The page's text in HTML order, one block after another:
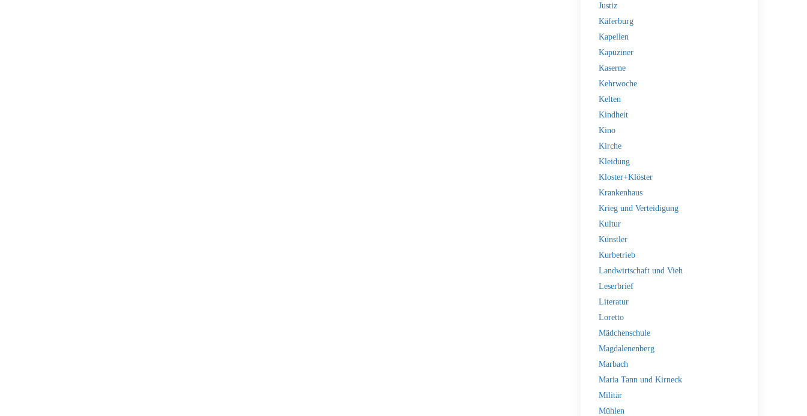
Justiz
Käferburg
Kapellen
Kapuziner
Kaserne
Kehrwoche
Kelten
Kindheit
Kino
Kirche
Kleidung
Kloster+Klöster
Krankenhaus
Krieg und Verteidigung
Kultur
Künstler
Kurbetrieb
Landwirtschaft und Vieh
Leserbrief
Literatur
Loretto
Mädchenschule
Magdalenenberg
Marbach
Maria Tann und Kirneck
Militär
Mühlen